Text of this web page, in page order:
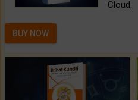
Cloud.
BUY NOW